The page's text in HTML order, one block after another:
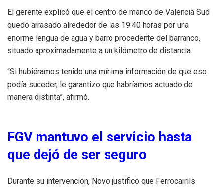
El gerente explicó que el centro de mando de Valencia Sud
quedó arrasado alrededor de las 19:40 horas por una
enorme lengua de agua y barro procedente del barranco,
situado aproximadamente a un kilómetro de distancia.
“Si hubiéramos tenido una mínima información de que eso
podía suceder, le garantizo que habríamos actuado de
manera distinta”, afirmó.
FGV mantuvo el servicio hasta
que dejó de ser seguro
Durante su intervención, Novo justificó que Ferrocarrils